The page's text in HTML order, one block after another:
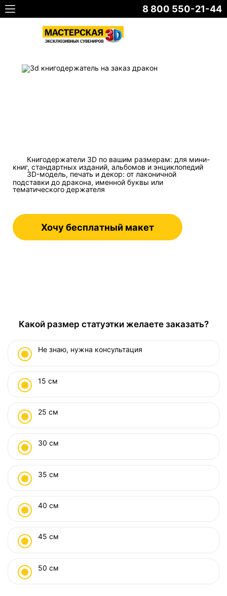
8 800 550-21-44
Книгодержатели 3D по вашим размерам: для мини-
книг, стандартных изданий, альбомов и энциклопедий
3D-модель, печать и декор: от лаконичной
подставки до дракона, именной буквы или
тематического держателя
Хочу бесплатный макет
Какой размер статуэтки желаете заказать?
Не знаю, нужна консультация
15 см
25 см
30 см
35 см
40 см
45 см
50 см